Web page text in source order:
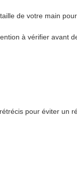
de votre main
à vérifier avant
pour éviter un